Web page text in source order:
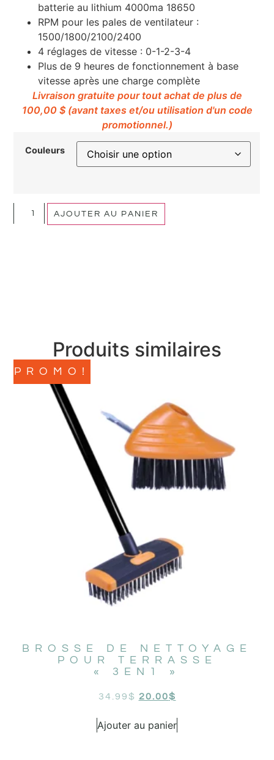
batterie au lithium 4000ma 18650
RPM pour les pales de ventilateur :
1500/1800/2100/2400
4 réglages de vitesse : 0-1-2-3-4
Plus de 9 heures de fonctionnement à base
vitesse après une charge complète
Livraison gratuite pour tout achat de plus de
100,00 $ (avant taxes et/ou utilisation d'un code
promotionnel.)
Couleurs
AJOUTER AU PANIER
Produits similaires
PROMO!
BROSSE DE NETTOYAGE
POUR TERRASSE
« 3EN1 »
34.99$ 20.00$
Ajouter au panier